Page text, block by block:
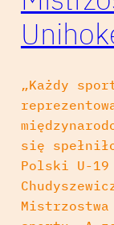
„Każdy
się
Polski U-19